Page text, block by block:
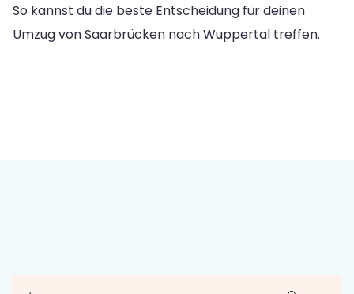
So kannst du die beste Entscheidung für deinen
Umzug von Saarbrücken nach Wuppertal treffen.